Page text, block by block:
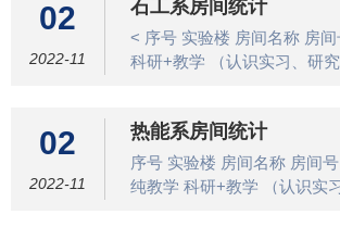
02
2022-11
石工系房间统计
< 序号 实验楼 房间名称 房间号 面积/m2 纯教学
科研+教学 （认识实习、研究
02
2022-11
热能系房间统计
序号 实验楼 房间名称 房间号 面积（平方米）
纯教学 科研+教学 （认识实习、研究生教学）